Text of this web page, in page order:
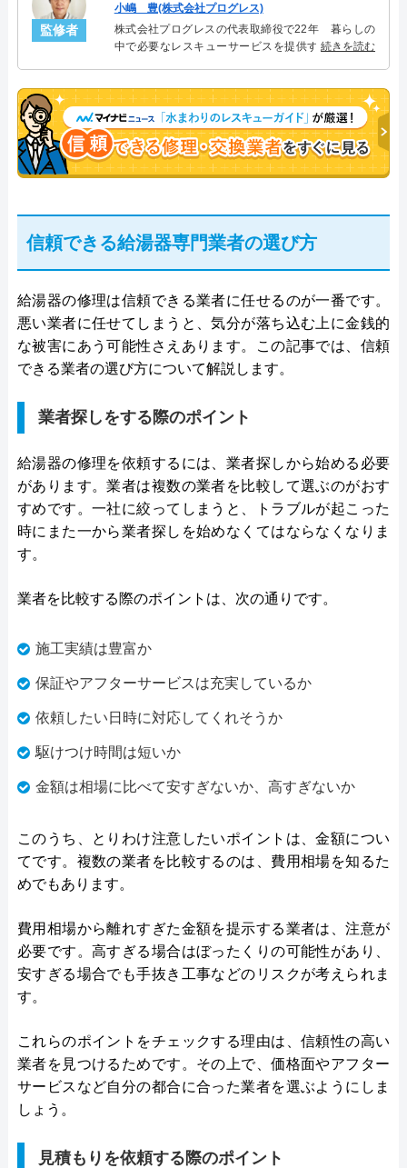
監修者
小嶋 豊(株式会社プログレス)
株式会社プログレスの代表取締役で22年 暮らしの
中で必要なレスキューサービスを提供する株式会社
決。多くのお客様に信頼される「給湯器」のスペシ
ャリスト。
続きを読む
信頼できる給湯器専門業者の選び方
給湯器の修理は信頼できる業者に任せるのが一番です。
悪い業者に任せてしまうと、気分が落ち込む上に金銭的
な被害にあう可能性さえあります。この記事では、信頼
できる業者の選び方について解説します。
業者探しをする際のポイント
給湯器の修理を依頼するには、業者探しから始める必要
があります。業者は複数の業者を比較して選ぶのがおす
すめです。一社に絞ってしまうと、トラブルが起こった
時にまた一から業者探しを始めなくてはならなくなりま
す。
業者を比較する際のポイントは、次の通りです。
施工実績は豊富か
保証やアフターサービスは充実しているか
依頼したい日時に対応してくれそうか
駆けつけ時間は短いか
金額は相場に比べて安すぎないか、高すぎないか
このうち、とりわけ注意したいポイントは、金額につい
てです。複数の業者を比較するのは、費用相場を知るた
めでもあります。
費用相場から離れすぎた金額を提示する業者は、注意が
必要です。高すぎる場合はぼったくりの可能性があり、
安すぎる場合でも手抜き工事などのリスクが考えられま
す。
これらのポイントをチェックする理由は、信頼性の高い
業者を見つけるためです。その上で、価格面やアフター
サービスなど自分の都合に合った業者を選ぶようにしま
しょう。
見積もりを依頼する際のポイント